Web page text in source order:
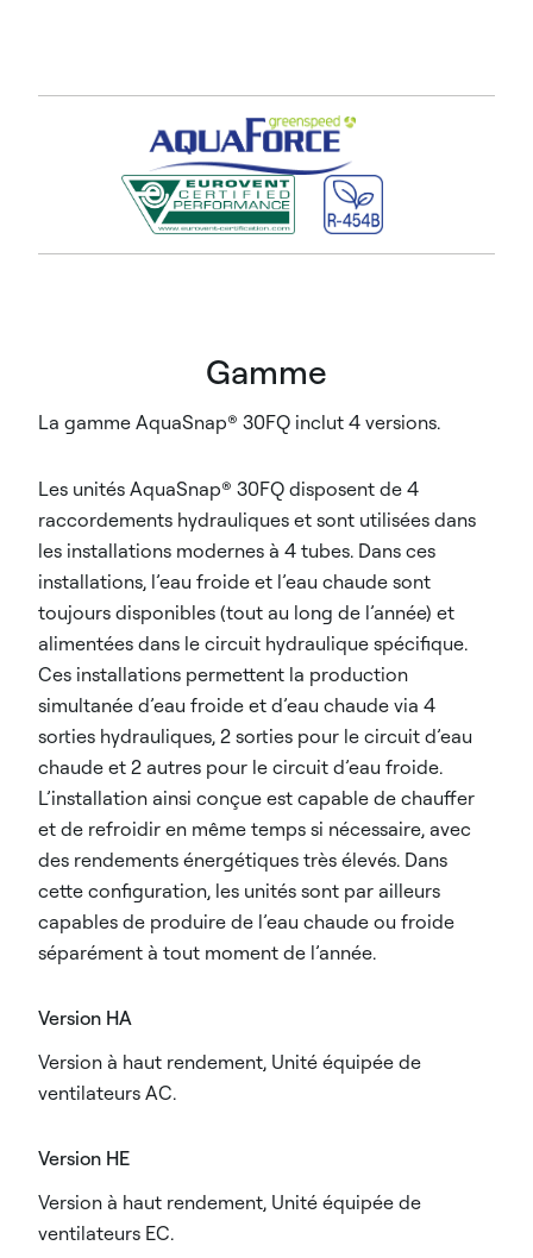
Gamme
La gamme AquaSnap® 30FQ inclut 4 versions.
Les unités AquaSnap® 30FQ disposent de 4
raccordements hydrauliques et sont utilisées dans
les installations modernes à 4 tubes. Dans ces
installations, l’eau froide et l’eau chaude sont
toujours disponibles (tout au long de l’année) et
alimentées dans le circuit hydraulique spécifique.
Ces installations permettent la production
simultanée d’eau froide et d’eau chaude via 4
sorties hydrauliques, 2 sorties pour le circuit d’eau
chaude et 2 autres pour le circuit d’eau froide.
L’installation ainsi conçue est capable de chauffer
et de refroidir en même temps si nécessaire, avec
des rendements énergétiques très élevés. Dans
cette configuration, les unités sont par ailleurs
capables de produire de l’eau chaude ou froide
séparément à tout moment de l’année.
Version HA
Version à haut rendement, Unité équipée de
ventilateurs AC.
Version HE
Version à haut rendement, Unité équipée de
ventilateurs EC.